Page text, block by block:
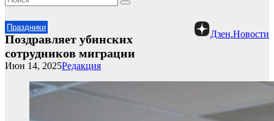
Праздники
Дзен.Новости
Поздравляет убинских
сотрудников миграции
Редакция
Июн 14, 2025